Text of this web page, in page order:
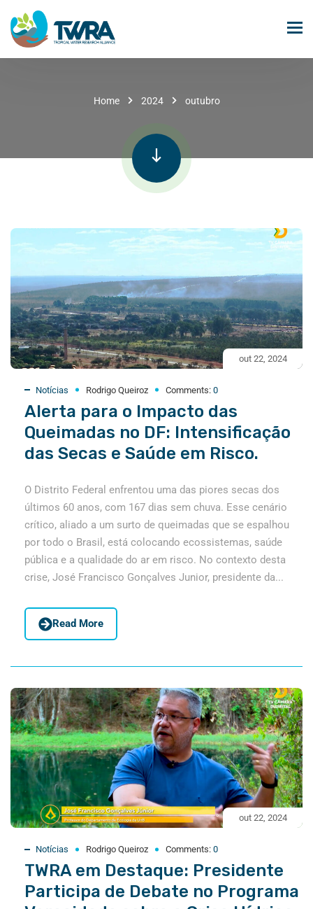
Home 2024 outubro
out 22, 2024
Notícias Rodrigo Queiroz Comments: 0
Alerta para o Impacto das
Queimadas no DF: Intensificação
das Secas e Saúde em Risco.
O Distrito Federal enfrentou uma das piores secas dos
últimos 60 anos, com 167 dias sem chuva. Esse cenário
crítico, aliado a um surto de queimadas que se espalhou
por todo o Brasil, está colocando ecossistemas, saúde
pública e a qualidade do ar em risco. No contexto desta
crise, José Francisco Gonçalves Junior, presidente da...
Read More
out 22, 2024
Notícias Rodrigo Queiroz Comments: 0
TWRA em Destaque: Presidente
Participa de Debate no Programa